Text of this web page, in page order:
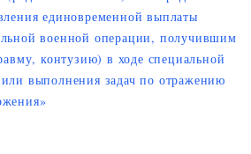
единовременной выплаты
военной операции, получившим
контузию) в ходе специальной
выполнения задач по отражению